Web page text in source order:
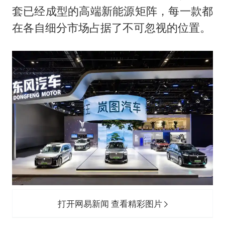
套已经成型的高端新能源矩阵，每一款都
在各自细分市场占据了不可忽视的位置。
打开网易新闻 查看精彩图片